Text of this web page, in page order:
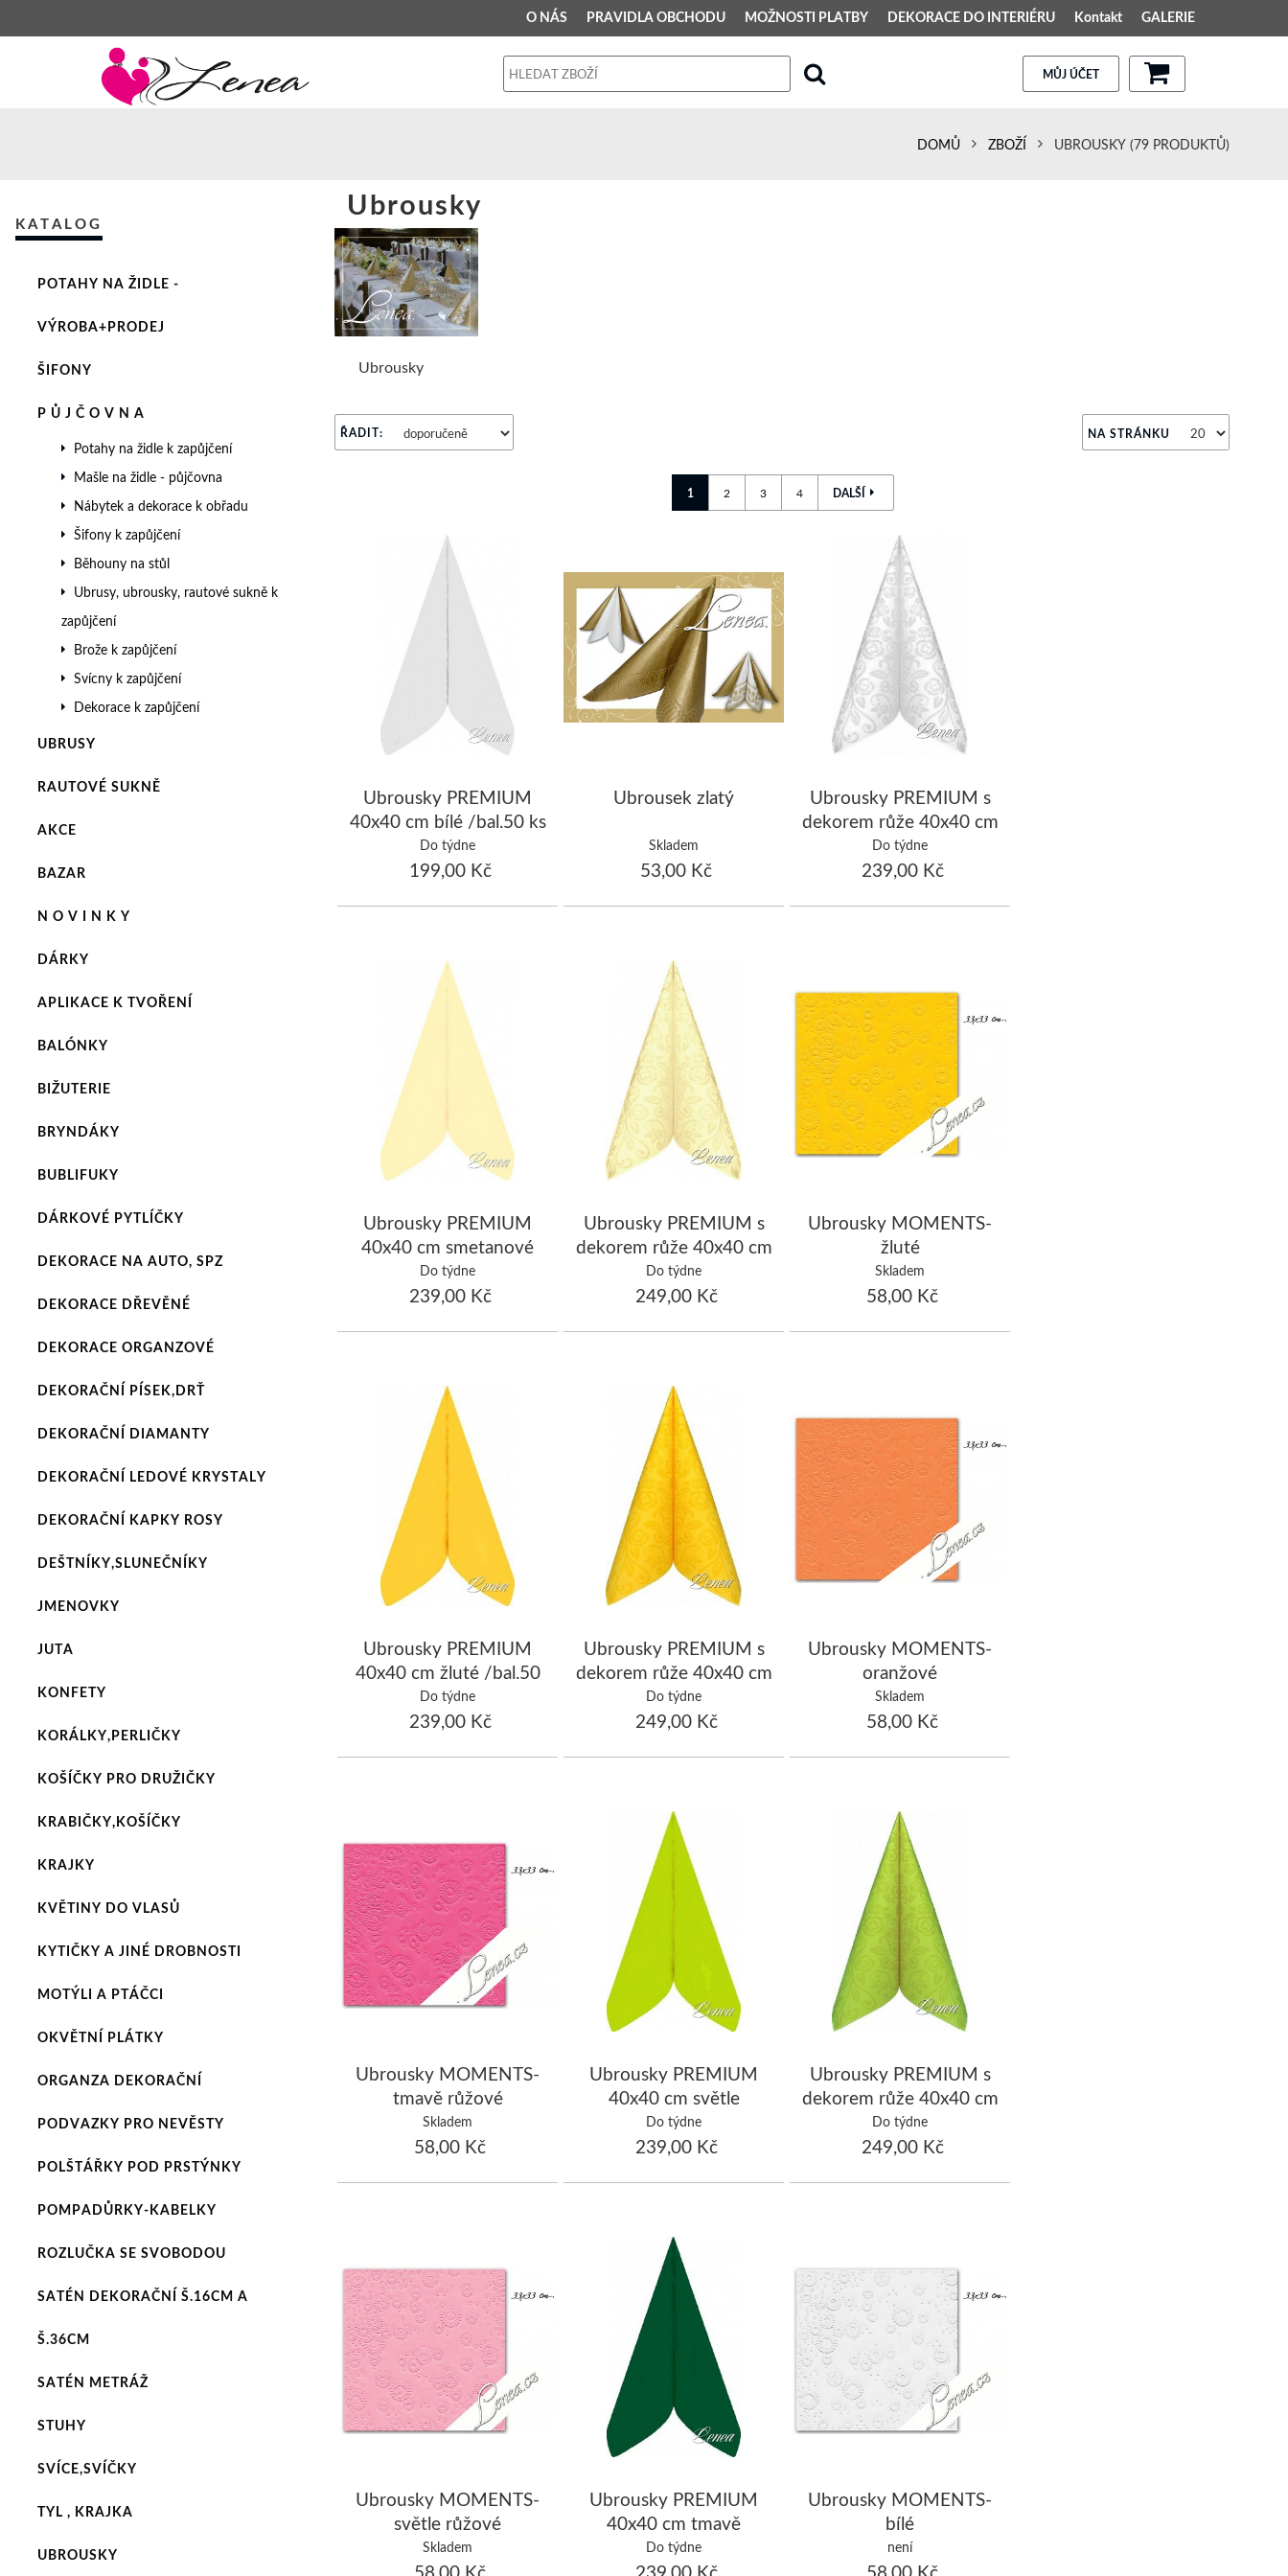
O NÁS PRAVIDLA OBCHODU
PRAVIDLA OBCHODU
MOŽNOSTI PLATBY DEKORACE DO INTERIÉRU Kontakt GALERIE
MŮJ ÚČET
KATALOG
POTAHY NA ŽIDLE -
VÝROBA+PRODEJ
ŠIFONY
P Ů J Č O V N A
Potahy na židle k zapůjčení
Mašle na židle - půjčovna
Nábytek a dekorace k obřadu
Šifony k zapůjčení
Běhouny na stůl
Ubrusy, ubrousky, rautové sukně k
zapůjčení
Brože k zapůjčení
Svícny k zapůjčení
Dekorace k zapůjčení
UBRUSY
RAUTOVÉ SUKNĚ
AKCE
BAZAR
N O V I N K Y
DÁRKY
APLIKACE K TVOŘENÍ
BALÓNKY
BIŽUTERIE
BRYNDÁKY
BUBLIFUKY
DÁRKOVÉ PYTLÍČKY
DEKORACE NA AUTO, SPZ
DEKORACE DŘEVĚNÉ
DEKORACE ORGANZOVÉ
DEKORAČNÍ PÍSEK,DRŤ
DEKORAČNÍ DIAMANTY
DEKORAČNÍ LEDOVÉ KRYSTALY
DEKORAČNÍ KAPKY ROSY
DEŠTNÍKY,SLUNEČNÍKY
JMENOVKY
JUTA
KONFETY
KORÁLKY,PERLIČKY
KOŠÍČKY PRO DRUŽIČKY
KRABIČKY,KOŠÍČKY
KRAJKY
KVĚTINY DO VLASŮ
KYTIČKY A JINÉ DROBNOSTI
MOTÝLI A PTÁČCI
OKVĚTNÍ PLÁTKY
ORGANZA DEKORAČNÍ
PODVAZKY PRO NEVĚSTY
POLŠTÁŘKY POD PRSTÝNKY
POMPADŮRKY-KABELKY
ROZLUČKA SE SVOBODOU
SATÉN DEKORAČNÍ Š.16CM A
Š.36CM
SATÉN METRÁŽ
STUHY
SVÍCE,SVÍČKY
TYL , KRAJKA
UBROUSKY
DOMŮ ZBOŽÍ UBROUSKY (79 PRODUKTŮ)
Ubrousky
Ubrousky
ŘADIT: NA STRÁNKU
1 2 3 4 DALŠÍ
Ubrousky PREMIUM
40x40 cm bílé /bal.50 ks
Do týdne
199,00 Kč
Ubrousek zlatý
Skladem
53,00 Kč
Ubrousky PREMIUM s
dekorem růže 40x40 cm
bílé /bal.50 ks
Do týdne
239,00 Kč
Ubrousky PREMIUM
40x40 cm smetanové
/bal.50 ks
Do týdne
239,00 Kč
Ubrousky PREMIUM s
dekorem růže 40x40 cm
smetanové /bal.50 ks
Do týdne
249,00 Kč
Ubrousky MOMENTS-
žluté
Skladem
58,00 Kč
Ubrousky PREMIUM
40x40 cm žluté /bal.50
ks
Do týdne
239,00 Kč
Ubrousky PREMIUM s
dekorem růže 40x40 cm
žluté/bal.50 ks
Do týdne
249,00 Kč
Ubrousky MOMENTS-
oranžové
Skladem
58,00 Kč
Ubrousky MOMENTS-
tmavě růžové
Skladem
58,00 Kč
Ubrousky PREMIUM
40x40 cm světle
zelené/bal.50 ks
Do týdne
239,00 Kč
Ubrousky PREMIUM s
dekorem růže 40x40 cm
světle zelené/bal.50 ks
Do týdne
249,00 Kč
Ubrousky MOMENTS-
světle růžové
Skladem
Ubrousky PREMIUM
40x40 cm tmavě
zelené/bal.50 ks
Do týdne
Ubrousky MOMENTS-
bílé
není